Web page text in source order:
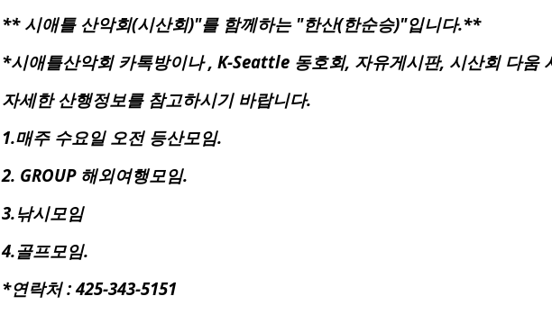
** 시애틀산악회(시산회)"를 함께하는 "한산(한순승)"입니다.**
*시애틀산악회 카톡방이나 , K-Seattle 동호회, 자유게시판, 시산회 다움
자세한 산행정보를 참고하시기 바랍니다.
1.매주 수요일 오전 등산모임.
2. GROUP 해외여행모임.
3.낚시모임
4.골프모임.
*연락처 : 425-343-5151